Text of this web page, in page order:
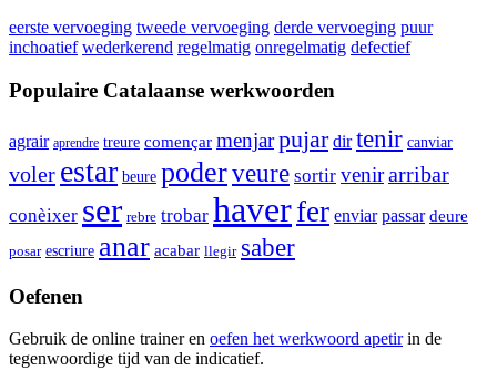
eerste vervoeging tweede vervoeging derde vervoeging puur
inchoatief wederkerend regelmatig onregelmatig defectief
Populaire Catalaanse werkwoorden
agrair aprendre treure començar menjarpujar dir tenir canviar
voler estar beure poderveure sortir venirarribar
conèixer ser rebre trobar haverfer enviar passar deure
posar escriure anar acabar llegir saber
Oefenen
Gebruik de online trainer en oefen het werkwoord apetirin de
tegenwoordige tijd van de indicatief.